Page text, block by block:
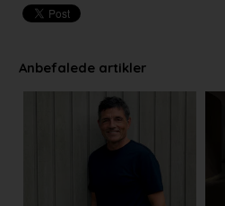
Anbefalede artikler